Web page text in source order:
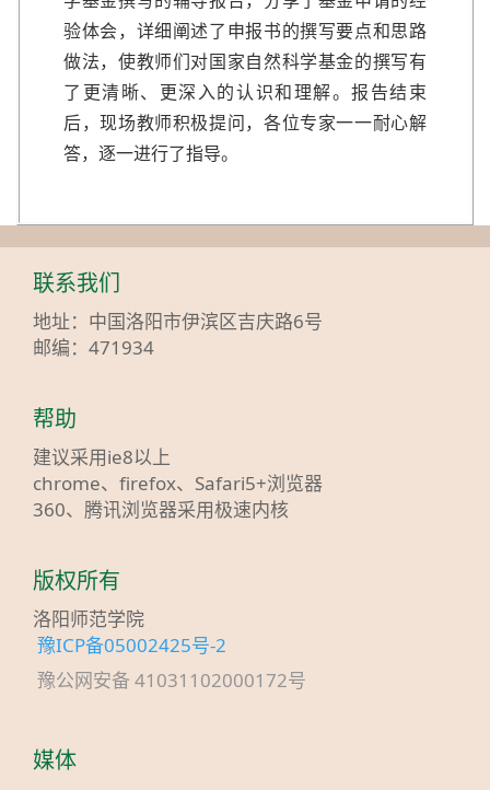
验体会，详细阐述了申报书的撰写要点和思路
做法，使教师们对国家自然科学基金的撰写有
了更清晰、更深入的认识和理解。报告结束
后，现场教师积极提问，各位专家一一耐心解
答，逐一进行了指导。
联系我们
地址：中国洛阳市伊滨区吉庆路6号
邮编：471934
帮助
建议采用ie8以上
chrome、firefox、Safari5+浏览器
360、腾讯浏览器采用极速内核
版权所有
洛阳师范学院
豫ICP备05002425号-2
豫公网安备 41031102000172号
媒体